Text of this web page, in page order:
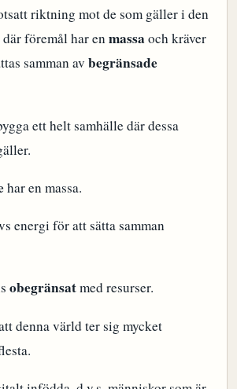
riktning mot de som gäller i den
föremål har enmassa och kräver
samman av begränsade
ett helt samhälle där dessa
har en massa.
energi för att sätta samman
obegränsatmed resurser.
denna värld ter sig mycket